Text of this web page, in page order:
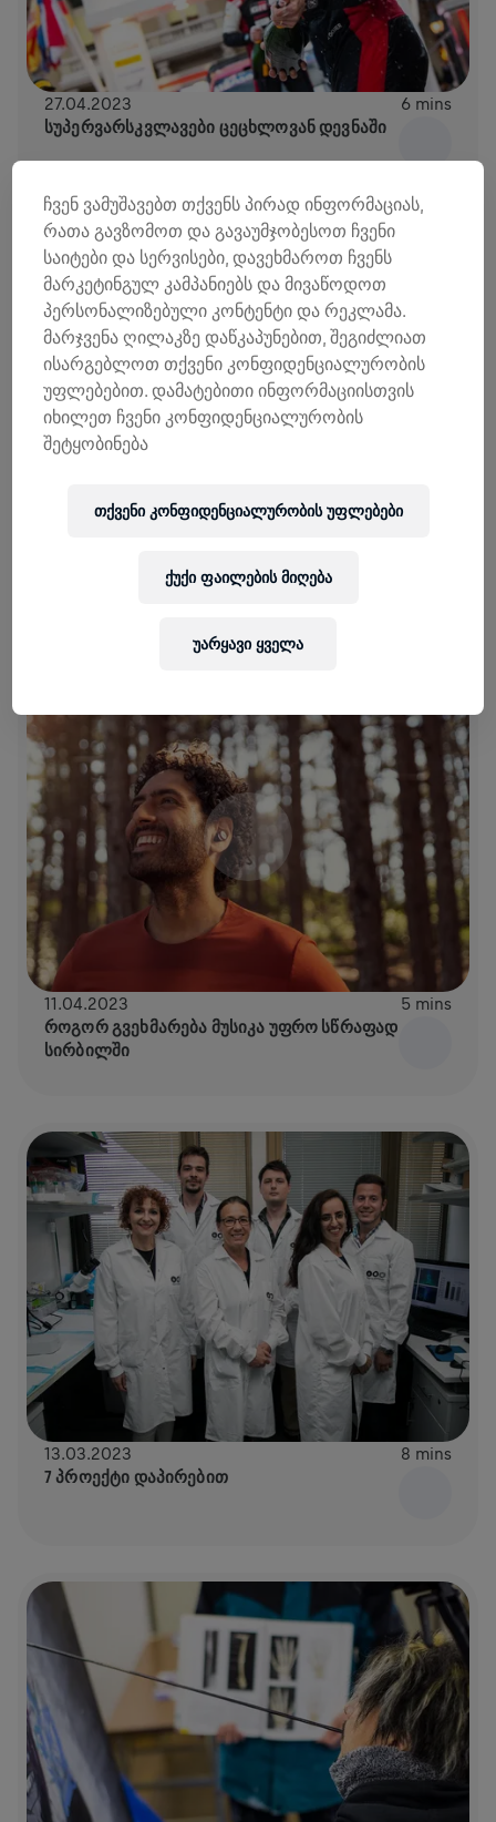
27.04.2023 6 mins
ᲡᲣᲞᲔᲠᲕᲐᲠᲡᲙᲕᲚᲐᲕᲔᲑᲘ ᲪᲔᲪᲮᲚᲝᲕᲐᲜ ᲓᲔᲕᲜᲐᲨᲘ
11.04.2023 5 mins
ᲠᲝᲒᲝᲠ ᲒᲕᲔᲮᲛᲐᲠᲔᲑᲐ ᲛᲣᲡᲘᲙᲐ ᲣᲤᲠᲝ ᲡᲬᲠᲐᲤᲐᲓ
ᲡᲘᲠᲑᲘᲚᲨᲘ
13.03.2023 8 mins
7 ᲞᲠᲝᲔᲥᲢᲘ ᲓᲐᲞᲘᲠᲔᲑᲘᲗ
ჩვენ ვამუშავებთ თქვენს პირად ინფორმაციას,
რათა გავზომოთ და გავაუმჯობესოთ ჩვენი
საიტები და სერვისები, დავეხმაროთ ჩვენს
მარკეტინგულ კამპანიებს და მივაწოდოთ
პერსონალიზებული კონტენტი და რეკლამა.
მარჯვენა ღილაკზე დაწკაპუნებით, შეგიძლიათ
ისარგებლოთ თქვენი კონფიდენციალურობის
უფლებებით. დამატებითი ინფორმაციისთვის
იხილეთ ჩვენი კონფიდენციალურობის
შეტყობინება
თქვენი კონფიდენციალურობის უფლებები
უარყავი ყველა
ქუქი ფაილების მიღება